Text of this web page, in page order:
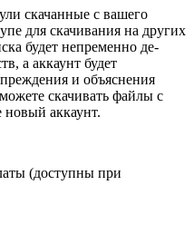
скачанные с вашего
для скачивания на других
будет непременно де-
а аккаунт будет
и объяснения
скачивать файлы с
новый аккаунт.
(доступны при